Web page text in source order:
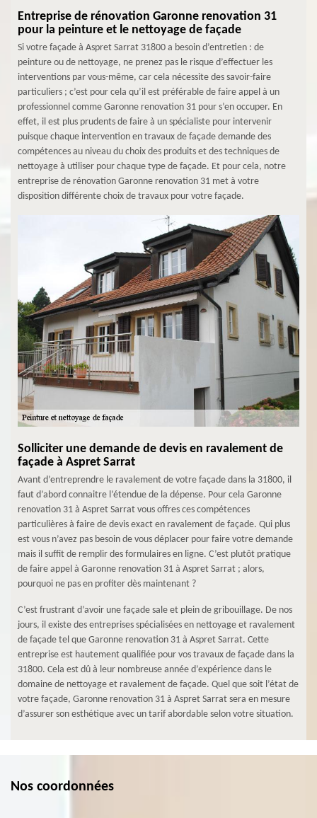
Entreprise de rénovation Garonne renovation 31
pour la peinture et le nettoyage de façade
Si votre façade à Aspret Sarrat 31800 a besoin d’entretien : de
peinture ou de nettoyage, ne prenez pas le risque d’effectuer les
interventions par vous-même, car cela nécessite des savoir-faire
particuliers ; c’est pour cela qu’il est préférable de faire appel à un
professionnel comme Garonne renovation 31 pour s’en occuper. En
effet, il est plus prudents de faire à un spécialiste pour intervenir
puisque chaque intervention en travaux de façade demande des
compétences au niveau du choix des produits et des techniques de
nettoyage à utiliser pour chaque type de façade. Et pour cela, notre
entreprise de rénovation Garonne renovation 31 met à votre
disposition différente choix de travaux pour votre façade.
Solliciter une demande de devis en ravalement de
façade à Aspret Sarrat
Avant d’entreprendre le ravalement de votre façade dans la 31800, il
faut d’abord connaitre l’étendue de la dépense. Pour cela Garonne
renovation 31 à Aspret Sarrat vous offres ces compétences
particulières à faire de devis exact en ravalement de façade. Qui plus
est vous n’avez pas besoin de vous déplacer pour faire votre demande
mais il suffit de remplir des formulaires en ligne. C’est plutôt pratique
de faire appel à Garonne renovation 31 à Aspret Sarrat ; alors,
pourquoi ne pas en profiter dès maintenant ?
C’est frustrant d’avoir une façade sale et plein de gribouillage. De nos
jours, il existe des entreprises spécialisées en nettoyage et ravalement
de façade tel que Garonne renovation 31 à Aspret Sarrat. Cette
entreprise est hautement qualifiée pour vos travaux de façade dans la
31800. Cela est dû à leur nombreuse année d’expérience dans le
domaine de nettoyage et ravalement de façade. Quel que soit l’état de
votre façade, Garonne renovation 31 à Aspret Sarrat sera en mesure
d’assurer son esthétique avec un tarif abordable selon votre situation.
Nos coordonnées